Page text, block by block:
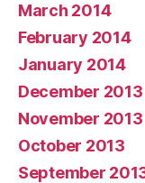
March 2014
February 2014
January 2014
December 2013
November 2013
October 2013
September